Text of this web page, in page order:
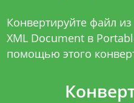
Конвертируйте файл
XML Document в
помощью этого